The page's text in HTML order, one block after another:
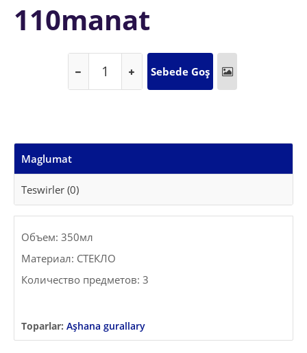
110manat
Maglumat
Teswirler (0)
Объем: 350мл
Материал: СТЕКЛО
Количество предметов: 3
Toparlar: Aşhana gurallary